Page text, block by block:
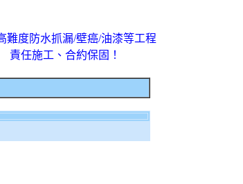
難度防水抓漏/壁癌/油漆等工程
責任施工、合約保固！